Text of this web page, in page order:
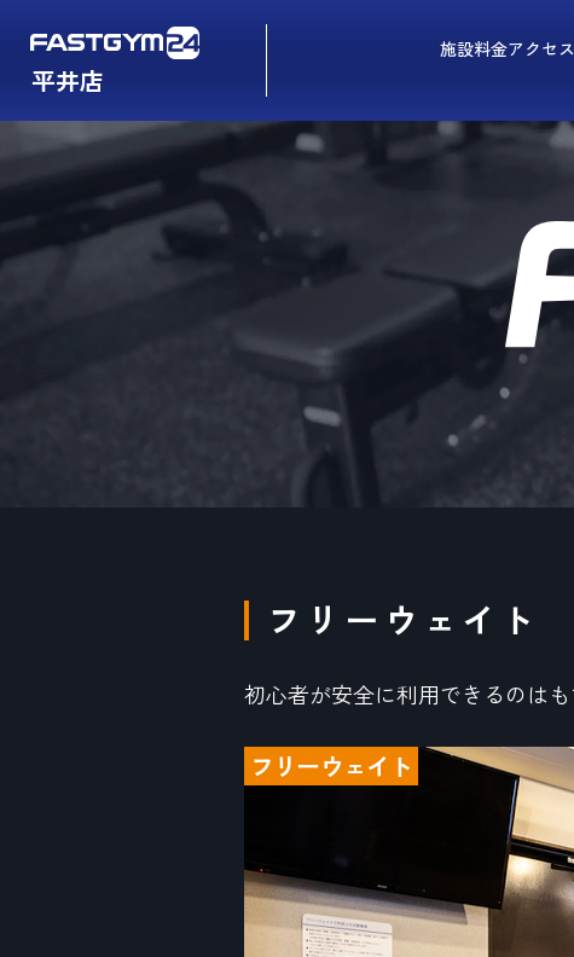
平井店
施設料金アクセス
フリーウェイト
初心者が安全に利用できるのは
フリーウェイト